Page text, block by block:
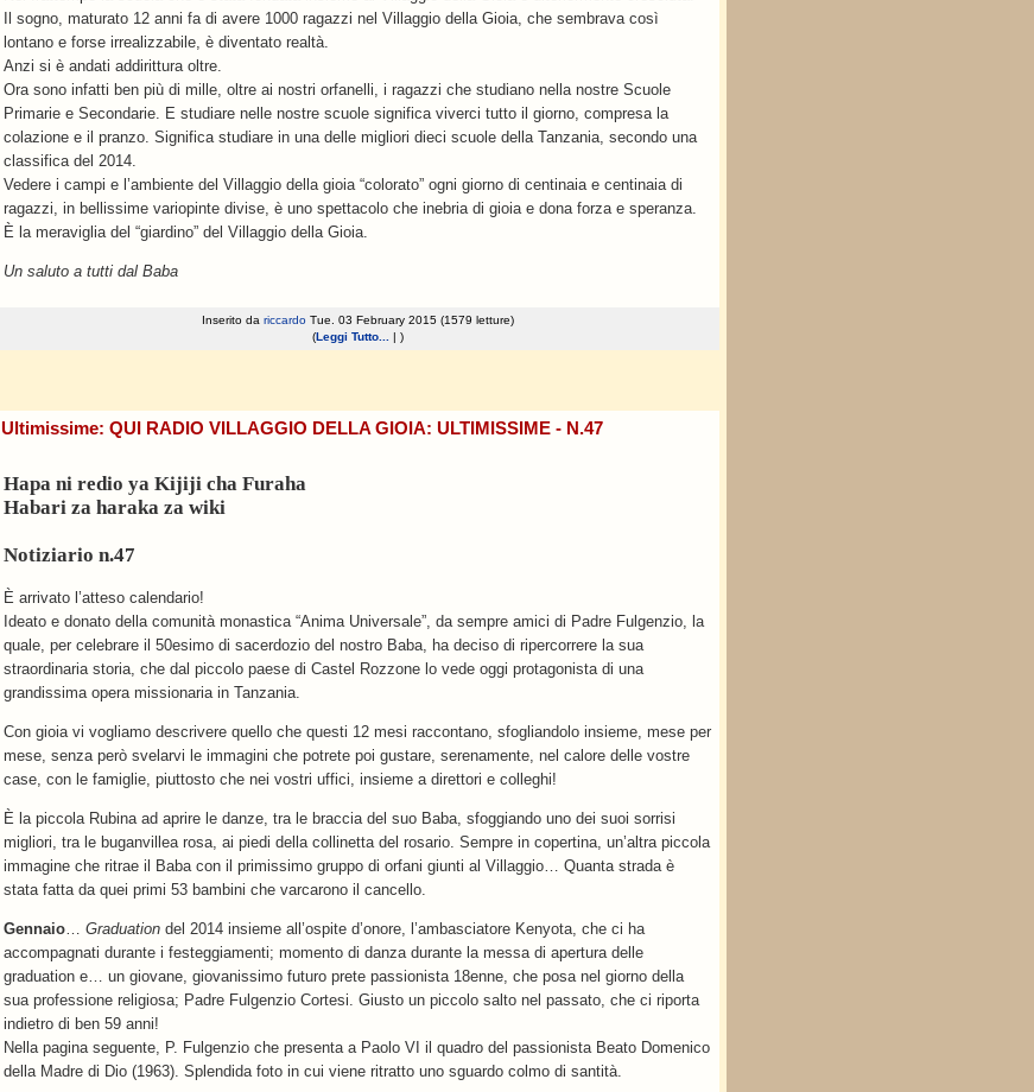
Il sogno, maturato 12 anni fa di avere 1000 ragazzi nel Villaggio della Gioia, che sembrava così
lontano e forse irrealizzabile, è diventato realtà.
Anzi si è andati addirittura oltre.
Ora sono infatti ben più di mille, oltre ai nostri orfanelli, i ragazzi che studiano nella nostre Scuole
Primarie e Secondarie. E studiare nelle nostre scuole significa viverci tutto il giorno, compresa la
colazione e il pranzo. Significa studiare in una delle migliori dieci scuole della Tanzania, secondo una
classifica del 2014.
Vedere i campi e l’ambiente del Villaggio della gioia “colorato” ogni giorno di centinaia e centinaia di
ragazzi, in bellissime variopinte divise, è uno spettacolo che inebria di gioia e dona forza e speranza.
È la meraviglia del “giardino” del Villaggio della Gioia.
Un saluto a tutti dal Baba
Inserito da riccardoTue. 03 February 2015 (1579 letture)
(Leggi Tutto... | )
Ultimissime: QUI RADIO VILLAGGIO DELLA GIOIA: ULTIMISSIME - N.47
Hapa ni redio ya Kijiji cha Furaha
Habari za haraka za wiki
Notiziario n.47
È arrivato l’atteso calendario!
Ideato e donato della comunità monastica “Anima Universale”, da sempre amici di Padre Fulgenzio, la
quale, per celebrare il 50esimo di sacerdozio del nostro Baba, ha deciso di ripercorrere la sua
straordinaria storia, che dal piccolo paese di Castel Rozzone lo vede oggi protagonista di una
grandissima opera missionaria in Tanzania.
Con gioia vi vogliamo descrivere quello che questi 12 mesi raccontano, sfogliandolo insieme, mese per
mese, senza però svelarvi le immagini che potrete poi gustare, serenamente, nel calore delle vostre
case, con le famiglie, piuttosto che nei vostri uffici, insieme a direttori e colleghi!
È la piccola Rubina ad aprire le danze, tra le braccia del suo Baba, sfoggiando uno dei suoi sorrisi
migliori, tra le buganvillea rosa, ai piedi della collinetta del rosario. Sempre in copertina, un’altra piccola
immagine che ritrae il Baba con il primissimo gruppo di orfani giunti al Villaggio… Quanta strada è
stata fatta da quei primi 53 bambini che varcarono il cancello.
Gennaio… Graduationdel 2014 insieme all’ospite d’onore, l’ambasciatore Kenyota, che ci ha
accompagnati durante i festeggiamenti; momento di danza durante la messa di apertura delle
graduation e… un giovane, giovanissimo futuro prete passionista 18enne, che posa nel giorno della
sua professione religiosa; Padre Fulgenzio Cortesi. Giusto un piccolo salto nel passato, che ci riporta
indietro di ben 59 anni!
Nella pagina seguente, P. Fulgenzio che presenta a Paolo VI il quadro del passionista Beato Domenico
della Madre di Dio (1963). Splendida foto in cui viene ritratto uno sguardo colmo di santità.